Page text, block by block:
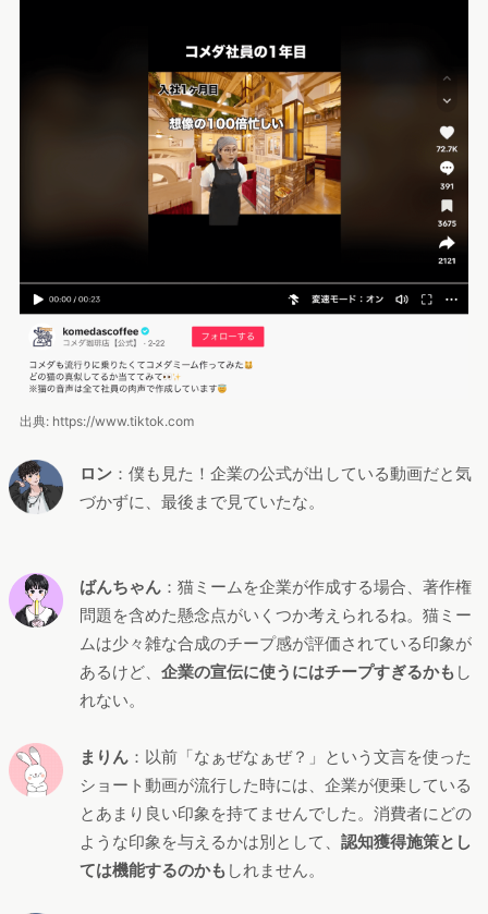
出典: https://www.tiktok.com
ロン ：僕も見た！企業の公式が出している動画だと気
づかずに、最後まで見ていたな。
ばんちゃん ：猫ミームを企業が作成する場合、著作権
問題を含めた懸念点がいくつか考えられるね。猫ミー
ムは少々雑な合成のチープ感が評価されている印象が
あるけど、 企業の宣伝に使うにはチープすぎるかも し
れない。
まりん ：以前「なぁぜなぁぜ？」という文言を使った
ショート動画が流行した時には、企業が便乗している
とあまり良い印象を持てませんでした。消費者にどの
ような印象を与えるかは別として、 認知獲得施策とし
ては機能するのかも しれません。